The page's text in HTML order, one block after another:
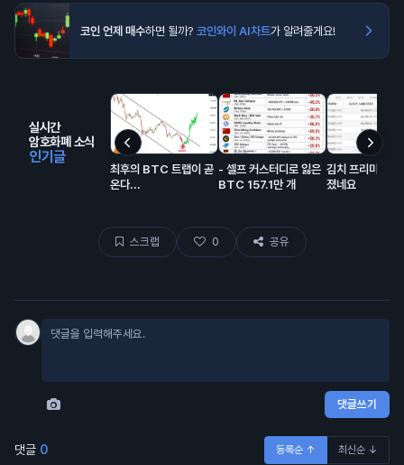
코인 언제 매수하면 될까? 코인와이 AI차트가 알려줄게요!
실시간
암호화폐 소식
인기글
최후의 BTC 트랩이 곧
온다...
- 셀프 커스터디로 잃은
BTC 157.1만 개
김치 프리미엄
졌네요
스크랩 0 공유
댓글쓰기
댓글 0 등록순 ↑ 최신순 ↓